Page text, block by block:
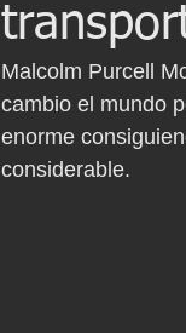
Malcolm Purcell
cambio el mundo
enorme
considerable.